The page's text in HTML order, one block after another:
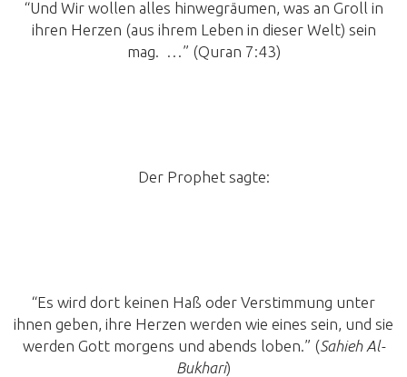
“Und Wir wollen alles hinwegräumen, was an Groll in
ihren Herzen (aus ihrem Leben in dieser Welt) sein
mag. …” (Quran 7:43)
Der Prophet sagte:
“Es wird dort keinen Haß oder Verstimmung unter
ihnen geben, ihre Herzen werden wie eines sein, und sie
werden Gott morgens und abends loben.” (Sahieh Al-
Bukhari)